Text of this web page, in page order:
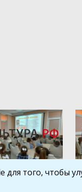
того, чтобы